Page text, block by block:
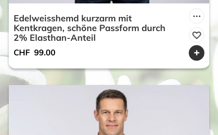
Edelweisshemd kurzarm mit
Kentkragen, schöne Passform durch
2% Elasthan-Anteil
CHF 99.00